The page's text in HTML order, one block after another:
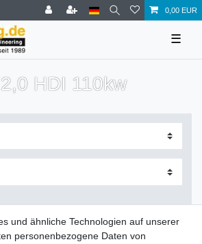
0,00 EUR
☰
HDI 110kw
und ähnliche Technologien auf unserer
personenbezogene Daten von